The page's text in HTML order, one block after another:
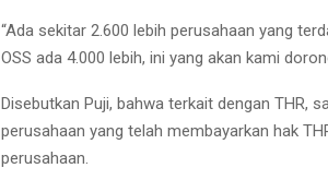
“Ada sekitar 2.600 lebih perusahaan yang
OSS ada 4.000 lebih, ini yang akan kami
Disebutkan Puji, bahwa terkait dengan THR,
perusahaan yang telah membayarkan hak
perusahaan.